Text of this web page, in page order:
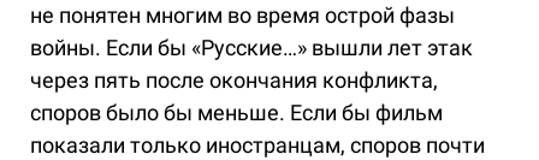
не понятен многим во время острой фазы
войны. Если бы «Русские…» вышли лет этак
через пять после окончания конфликта,
споров было бы меньше. Если бы фильм
показали только иностранцам, споров почти